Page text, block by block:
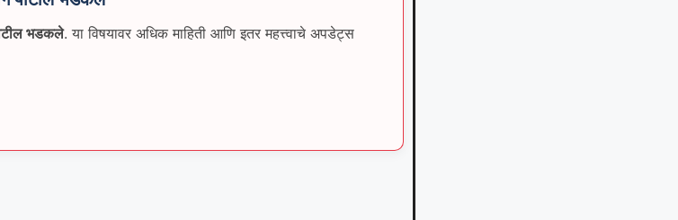
भडकले. या विषयावर अधिक माहिती आणि इतर महत्त्वाचे अपडेट्स